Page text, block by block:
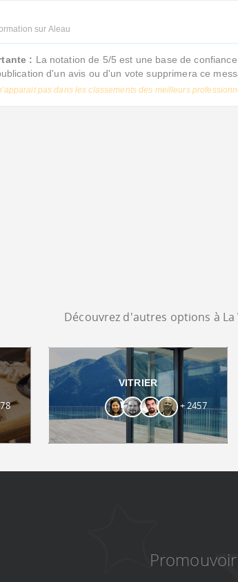
sur Aleau
: La notation de 5/5 est une base de
d'un avis ou d'un vote supprimera ce
pas dans les classements des meilleurs
Découvrez d'autres options à
VITRIER
+ 2457